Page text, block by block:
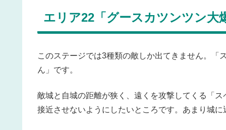
エリア22「グースカツンツン大
このステージでは3種類の敵しか出てきません。「
ん」です。
敵城と自城の距離が狭く、遠くを攻撃してくる「
接近させないようにしたいところです。あまり城